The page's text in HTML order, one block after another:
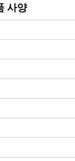
사양